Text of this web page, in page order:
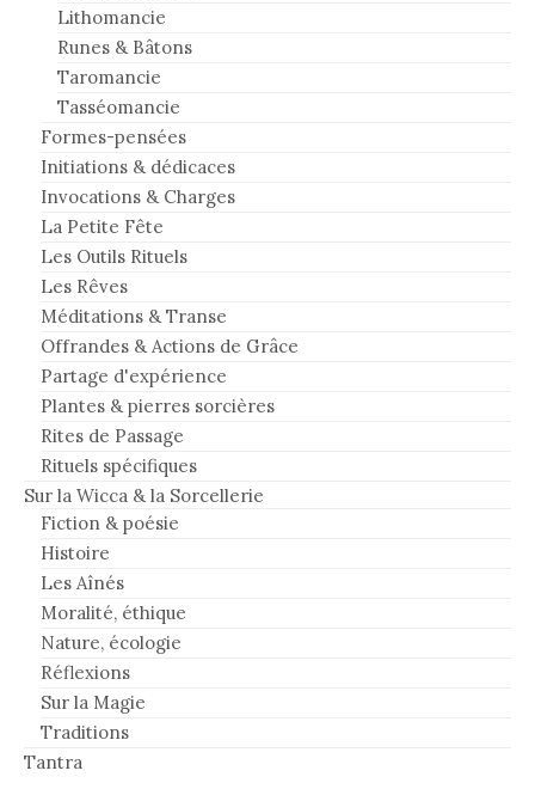
Lithomancie
Runes & Bâtons
Taromancie
Tasséomancie
Formes-pensées
Initiations & dédicaces
Invocations & Charges
La Petite Fête
Les Outils Rituels
Les Rêves
Méditations & Transe
Offrandes & Actions de Grâce
Partage d'expérience
Plantes & pierres sorcières
Rites de Passage
Rituels spécifiques
Sur la Wicca & la Sorcellerie
Fiction & poésie
Histoire
Les Aînés
Moralité, éthique
Nature, écologie
Réflexions
Sur la Magie
Traditions
Tantra